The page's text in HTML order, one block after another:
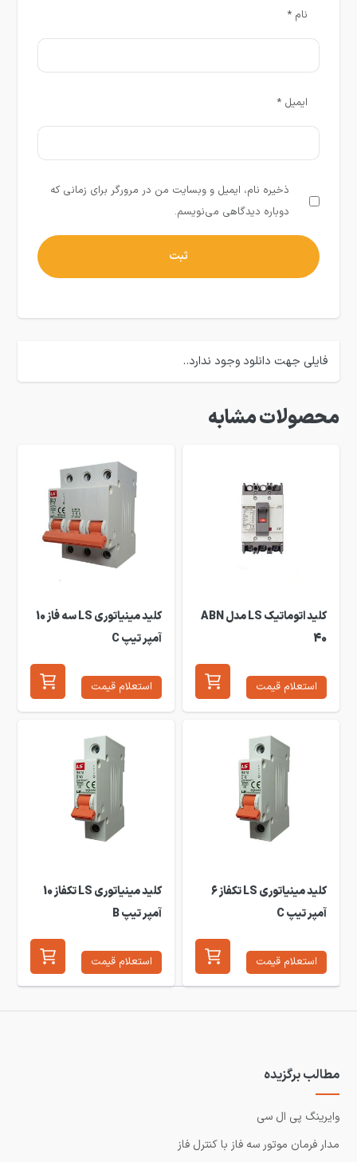
نام*
ایمیل*
ذخیره نام، ایمیل و وبسایت من در مرورگر برای زمانی که
دوباره دیدگاهی می‌نویسم.
فایلی جهت دانلود وجود ندارد..
محصولات مشابه
کلید اتوماتیک LS مدل ABN
40
استعلام قیمت
کلید مینیاتوری LS سه فاز 10
آمپر تیپ C
استعلام قیمت
کلید مینیاتوری LS تکفاز 6
آمپر تیپ C
استعلام قیمت
کلید مینیاتوری LS تکفاز 10
آمپر تیپ B
استعلام قیمت
مطالب برگزیده
وایرینگ پی ال سی
مدار فرمان موتور سه فاز با کنترل فاز